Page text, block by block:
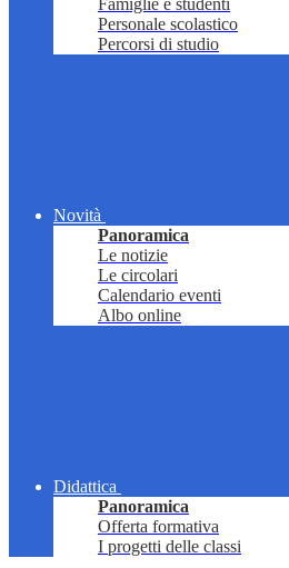
Famiglie e studenti
Personale scolastico
Percorsi di studio
Novità
Panoramica
Le notizie
Le circolari
Calendario eventi
Albo online
Didattica
Panoramica
Offerta formativa
I progetti delle classi